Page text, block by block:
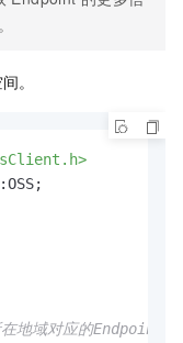
。
。
地域对应的Endpoint